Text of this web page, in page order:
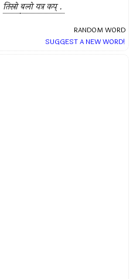
तिस्रो बलो यत्र कप् .
RANDOM WORD
SUGGEST A NEW WORD!